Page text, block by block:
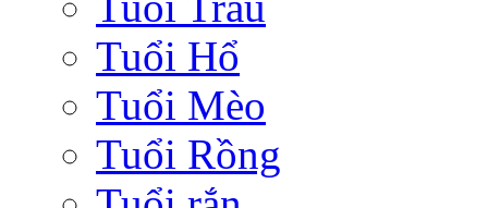
Tuổi Hổ
Tuổi Mèo
Tuổi Rồng